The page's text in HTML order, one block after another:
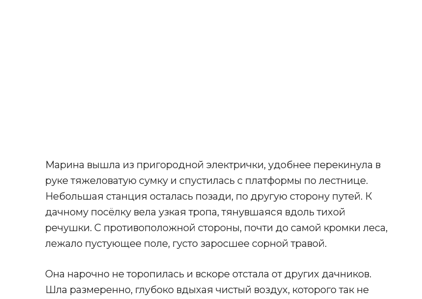
Марина вышла из пригородной электрички, удобнее перекинула в
руке тяжеловатую сумку и спустилась с платформы по лестнице.
Небольшая станция осталась позади, по другую сторону путей. К
дачному посёлку вела узкая тропа, тянувшаяся вдоль тихой
речушки. С противоположной стороны, почти до самой кромки леса,
лежало пустующее поле, густо заросшее сорной травой.
Она нарочно не торопилась и вскоре отстала от других дачников.
Шла размеренно, глубоко вдыхая чистый воздух, которого так не